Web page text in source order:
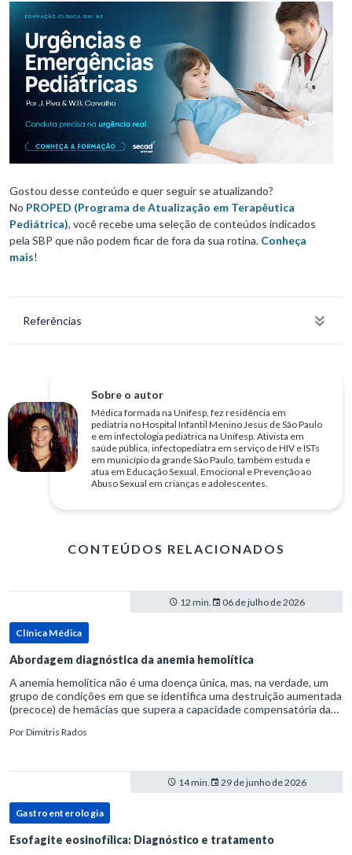
Gostou desse conteúdo e quer seguir se atualizando?
No PROPED (Programa de Atualização em Terapêutica
Pediátrica), você recebe uma seleção de conteúdos indicados
pela SBP que não podem ficar de fora da sua rotina. Conheça
mais!
Referências
Sobre o autor
Médica formada na Unifesp, fez residência em
pediatria no Hospital Infantil Menino Jesus de São Paulo
e em infectologia pediátrica na Unifesp. Ativista em
saúde pública, infectopediatra em serviço de HIV e ISTs
em município da grande São Paulo, também estuda e
atua em Educação Sexual, Emocional e Prevenção ao
Abuso Sexual em crianças e adolescentes.
CONTEÚDOS RELACIONADOS
12 min. 06 de julho de 2026
Clínica Médica
Abordagem diagnóstica da anemia hemolítica
A anemia hemolítica não é uma doença única, mas, na verdade, um
grupo de condições em que se identifica uma destruição aumentada
(precoce) de hemácias que supera a capacidade compensatória da
PorDimitris Rados
14 min. 29 de junho de 2026
Gastroenterologia
Esofagite eosinofílica: Diagnóstico e tratamento